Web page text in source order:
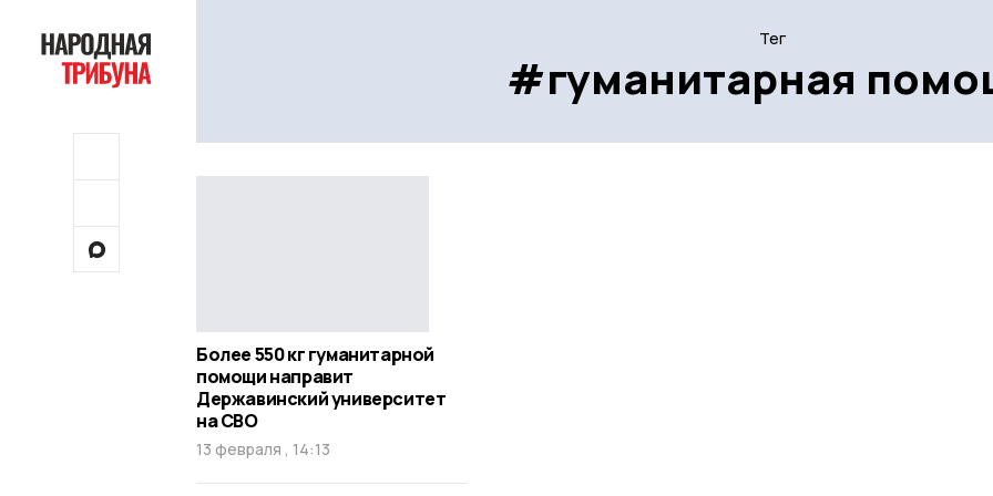
Тег
#гуманитарная
Более 550 кг гуманитарной
помощи направит
Державинский университет
на СВО
13 февраля , 14:13